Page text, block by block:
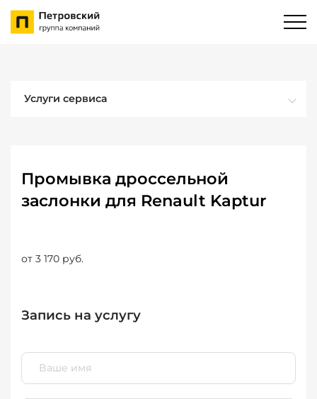
Услуги сервиса
Промывка дроссельной
заслонки для Renault Kaptur
от 3 170 руб.
Запись на услугу